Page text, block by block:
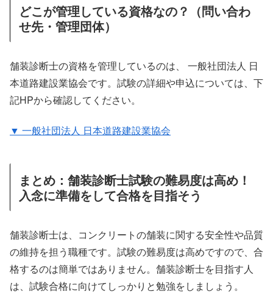
どこが管理している資格なの？（問い合わ
せ先・管理団体）
舗装診断士の資格を管理しているのは、 一般社団法人 日
本道路建設業協会です。試験の詳細や申込については、下
記HPから確認してください。
▼ 一般社団法人 日本道路建設業協会
まとめ：舗装診断士試験の難易度は高め！
入念に準備をして合格を目指そう
舗装診断士は、コンクリートの舗装に関する安全性や品質
の維持を担う職種です。試験の難易度は高めですので、合
格するのは簡単ではありません。舗装診断士を目指す人
は、試験合格に向けてしっかりと勉強をしましょう。